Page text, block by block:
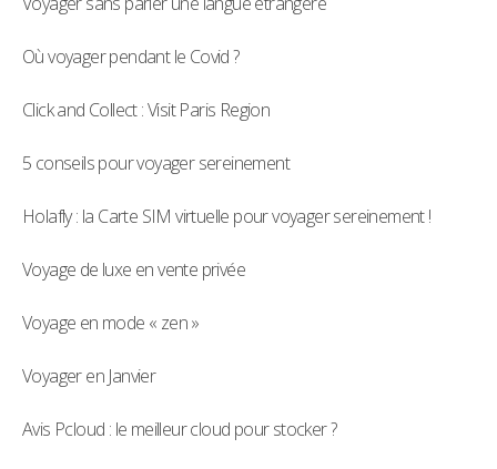
Où voyager pendant le Covid ?
Click and Collect : Visit Paris Region
5 conseils pour voyager sereinement
Holafly : la Carte SIM virtuelle pour voyager sereinement !
Voyage de luxe en vente privée
Voyage en mode « zen »
Voyager en Janvier
Avis Pcloud : le meilleur cloud pour stocker ?